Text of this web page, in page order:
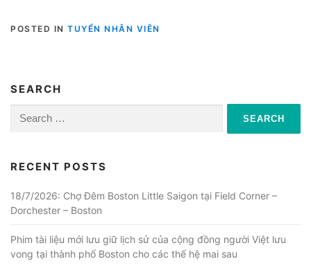
POSTED IN TUYỂN NHÂN VIÊN
SEARCH
Search
for:
RECENT POSTS
18/7/2026: Chợ Đêm Boston Little Saigon tại Field Corner –
Dorchester – Boston
Phim tài liệu mới lưu giữ lịch sử của cộng đồng người Việt lưu
vong tại thành phố Boston cho các thế hệ mai sau